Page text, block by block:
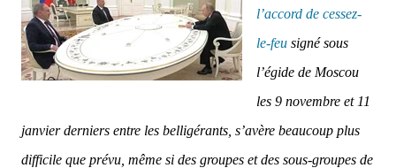
l’accord de cessez-
le-feu signé sous
l’égide de Moscou
les 9 novembre et 11
janvier derniers entre les belligérants, s’avère beaucoup plus
difficile que prévu, même si des groupes et des sous-groupes de